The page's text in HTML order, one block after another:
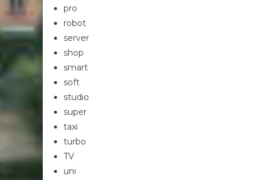
pro
robot
server
shop
smart
soft
studio
super
taxi
turbo
TV
uni